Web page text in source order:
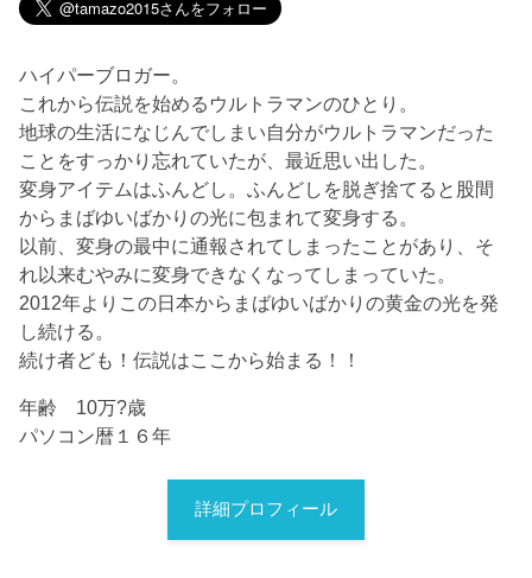
ハイパーブロガー。
これから伝説を始めるウルトラマンのひとり。
地球の生活になじんでしまい自分がウルトラマンだった
ことをすっかり忘れていたが、最近思い出した。
変身アイテムはふんどし。ふんどしを脱ぎ捨てると股間
からまばゆいばかりの光に包まれて変身する。
以前、変身の最中に通報されてしまったことがあり、そ
れ以来むやみに変身できなくなってしまっていた。
2012年よりこの日本からまばゆいばかりの黄金の光を発
し続ける。
続け者ども！伝説はここから始まる！！
年齢 10万?歳
パソコン暦１６年
詳細プロフィール